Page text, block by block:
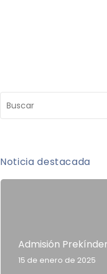
Noticia destacada
Admisión
15 de enero de 2025